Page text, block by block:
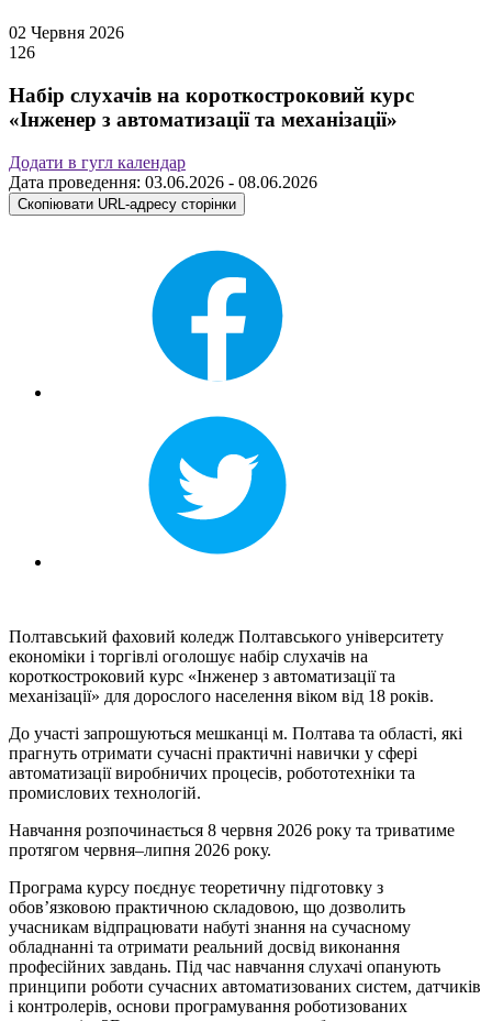
02 Червня 2026
126
Набір слухачів на короткостроковий курс
«Інженер з автоматизації та механізації»
Додати в гугл календар
Дата проведення: 03.06.2026 - 08.06.2026
Скопіювати URL-адресу сторінки
Полтавський фаховий коледж Полтавського університету
економіки і торгівлі оголошує набір слухачів на
короткостроковий курс «Інженер з автоматизації та
механізації» для дорослого населення віком від 18 років.
До участі запрошуються мешканці м. Полтава та області, які
прагнуть отримати сучасні практичні навички у сфері
автоматизації виробничих процесів, робототехніки та
промислових технологій.
Навчання розпочинається 8 червня 2026 року та триватиме
протягом червня–липня 2026 року.
Програма курсу поєднує теоретичну підготовку з
обов’язковою практичною складовою, що дозволить
учасникам відпрацювати набуті знання на сучасному
обладнанні та отримати реальний досвід виконання
професійних завдань. Під час навчання слухачі опанують
принципи роботи сучасних автоматизованих систем, датчиків
і контролерів, основи програмування роботизованих